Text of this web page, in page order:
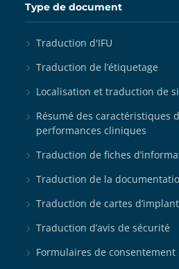
Type de document
Traduction d'IFU
Traduction de l’étiquetage
Localisation et traduction de
Résumé des caractéristiques
performances cliniques
Traduction de fiches
Traduction de la
Traduction de cartes d’implant
Traduction d’avis de sécurité
Formulaires de consentement